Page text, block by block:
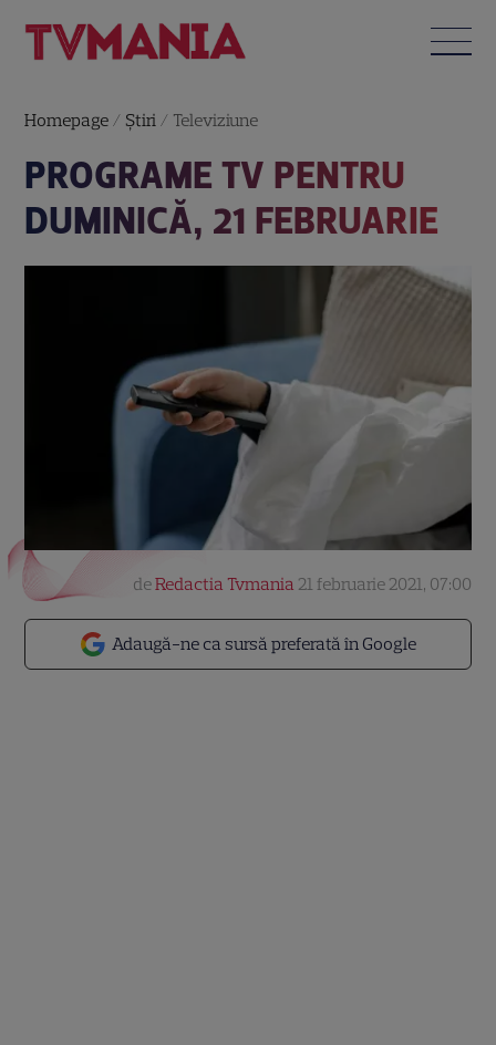
Homepage / Știri / Televiziune
PROGRAME TV PENTRU
DUMINICĂ, 21 FEBRUARIE
Adaugă-ne ca sursă preferată în Google
deRedactia Tvmania 21 februarie 2021, 07:00